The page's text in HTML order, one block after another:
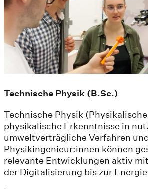
Technische Physik (B.Sc.)
Technische Physik
physikalische Erkenntnisse in
umweltverträgliche Verfahren
Physikingenieur:innen können
relevante Entwicklungen aktiv
der Digitalisierung bis zur